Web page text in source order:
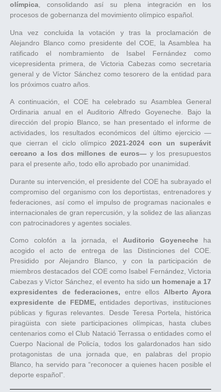
olímpica, consolidando así su plena integración en los
procesos de gobernanza del movimiento olímpico español.
Una vez concluida la votación y tras la proclamación de
Alejandro Blanco como presidente del COE, la Asamblea ha
ratificado el nombramiento de Isabel Fernández como
vicepresidenta primera, de Victoria Cabezas como secretaria
general y de Víctor Sánchez como tesorero de la entidad para
los próximos cuatro años.
A continuación, el COE ha celebrado su Asamblea General
Ordinaria anual en el Auditorio Alfredo Goyeneche. Bajo la
dirección del propio Blanco, se han presentado el informe de
actividades, los resultados económicos del último ejercicio —
que cierran el ciclo olímpico2021-2024 con un superávit
cercano a los dos millones de euros— y los presupuestos
para el presente año, todo ello aprobado por unanimidad.
Durante su intervención, el presidente del COE ha subrayado el
compromiso del organismo con los deportistas, entrenadores y
federaciones, así como el impulso de programas nacionales e
internacionales de gran repercusión, y la solidez de las alianzas
con patrocinadores y agentes sociales.
Como colofón a la jornada, el Auditorio Goyenecheha
acogido el acto de entrega de las Distinciones del COE.
Presidido por Alejandro Blanco, y con la participación de
miembros destacados del COE como Isabel Fernández, Victoria
Cabezas y Víctor Sánchez, el evento ha sido un homenaje a 17
expresidentes de federaciones, entre ellos Alberto Ayora
expresidente de FEDME, entidades deportivas, instituciones
públicas y figuras relevantes. Desde Teresa Portela, histórica
piragüista con siete participaciones olímpicas, hasta clubes
centenarios como el Club Natació Terrassa o entidades como el
Cuerpo Nacional de Policía, todos los galardonados han sido
protagonistas de una jornada que, en palabras del propio
Blanco, ha servido para “reconocer a quienes hacen posible el
deporte español”.